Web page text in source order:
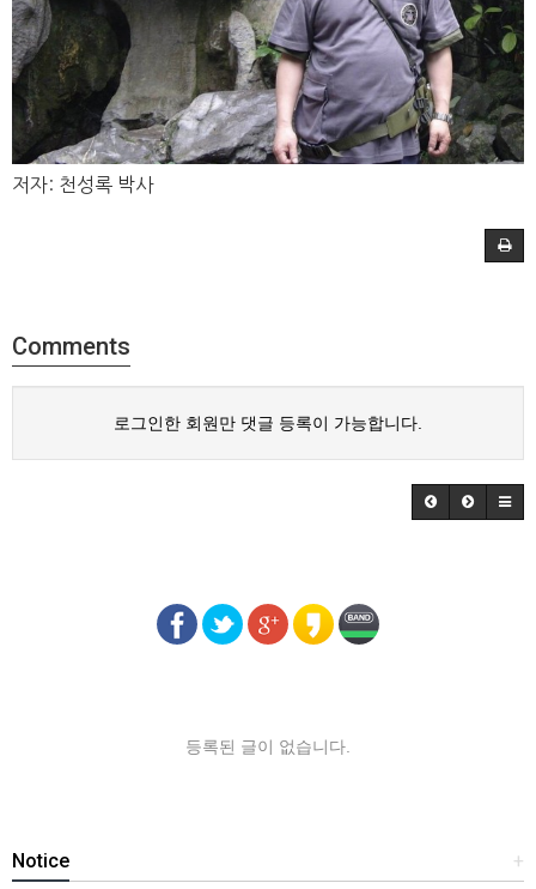
저자: 천성록 박사
Comments
로그인한 회원만 댓글 등록이 가능합니다.
등록된 글이 없습니다.
+
Notice